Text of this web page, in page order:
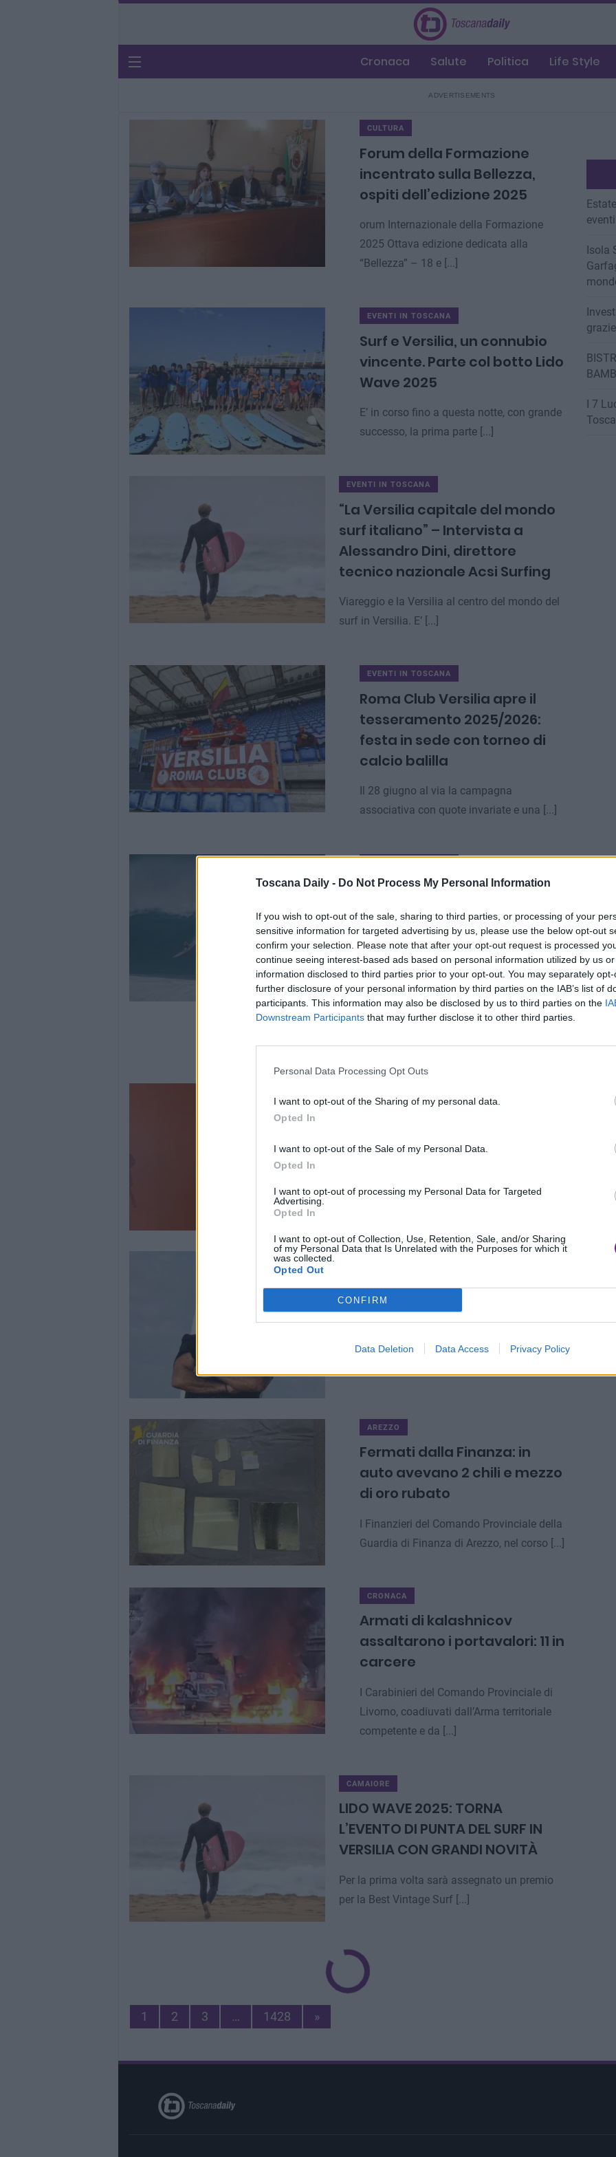
Toscana Daily - Do Not Process My Personal Information
If you wish to opt-out of the sale, sharing to third parties, or processing of your
sensitive information for targeted advertising by us, please use the below opt-out
confirm your selection. Please note that after your opt-out request is processed
continue seeing interest-based ads based on personal information utilized by us
information disclosed to third parties prior to your opt-out. You may separately
further disclosure of your personal information by third parties on the IAB’s list of
participants. This information may also be disclosed by us to third parties on the
Downstream Participants that may further disclose it to other third parties.
Personal Data Processing Opt Outs
I want to opt-out of the Sharing of my personal data.
Opted In
I want to opt-out of the Sale of my Personal Data.
Opted In
I want to opt-out of processing my Personal Data for Targeted
Advertising.
Opted In
I want to opt-out of Collection, Use, Retention, Sale, and/or Sharing
of my Personal Data that Is Unrelated with the Purposes for which it
was collected.
Opted Out
CONFIRM
Data Deletion Data Access Privacy Policy
Cronaca Salute Politica Life Style
CULTURA
Forum della Formazione
incentrato sulla Bellezza,
ospiti dell’edizione 2025
orum Internazionale della Formazione
2025 Ottava edizione dedicata alla
“Bellezza” – 18 e [...]
EVENTI IN TOSCANA
Surf e Versilia, un connubio
vincente. Parte col botto Lido
Wave 2025
E’ in corso fino a questa notte, con grande
successo, la prima parte [...]
EVENTI IN TOSCANA
“La Versilia capitale del mondo
surf italiano” – Intervista a
Alessandro Dini, direttore
tecnico nazionale Acsi Surfing
Viareggio e la Versilia al centro del mondo del
surf in Versilia. E’ [...]
EVENTI IN TOSCANA
Roma Club Versilia apre il
tesseramento 2025/2026:
festa in sede con torneo di
calcio balilla
Il 28 giugno al via la campagna
associativa con quote invariate e una [...]
LIDO WAVE 2025:
ROBBERT BLAKEY, LA GIOVANE
PROMESSA ITALIANA DEL
BIG WAVE SFIDA I GIGANTI DI
NAZARÈ
VIAREGGIO, 25 giugno 2025 – La terza
edizione di Lido Wave, l’evento di punta
Lido Wave 2025 con una novità che
Surf, il leggendario Ross
Clarke-Jones in Versilia
punta del surf in Toscana, [...]
AREZZO
Fermati dalla Finanza: in
auto avevano 2 chili e mezzo
di oro rubato
I Finanzieri del Comando Provinciale della
Guardia di Finanza di Arezzo, nel corso [...]
CRONACA
Armati di kalashnicov
assaltarono i portavalori: 11 in
carcere
I Carabinieri del Comando Provinciale di
Livorno, coadiuvati dall’Arma territoriale
competente e da [...]
CAMAIORE
LIDO WAVE 2025: TORNA
L’EVENTO DI PUNTA DEL SURF IN
VERSILIA CON GRANDI NOVITÀ
Per la prima volta sarà assegnato un premio
per la Best Vintage Surf [...]
1 2 3 … 1428
Next
»
Isola
I 7